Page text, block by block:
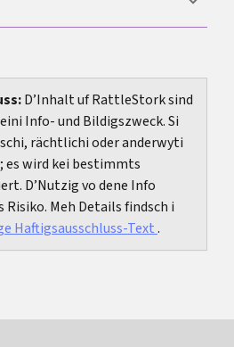
und isch drum
wiederholt unklari
sii chönd, aber im Alltag
Erklärung für
Befund sind.
D’Inhalt uf RattleStork sind
Info- und Bildigszweck. Si
rächtlichi oder anderwyti
es wird kei bestimmts
D’Nutzig vo dene Info
Meh Details findsch i
Haftigsausschluss-Text.